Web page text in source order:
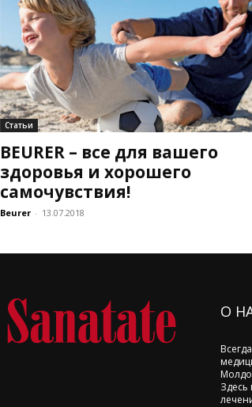
Статьи
BEURER – все для вашего
здоровья и хорошего
самочувствия!
Beurer - 13.07.2018
О
Здесь